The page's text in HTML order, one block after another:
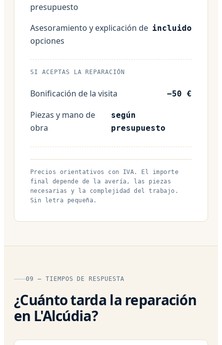
presupuesto
Asesoramiento y explicación de
opciones
incluido
SI ACEPTAS LA REPARACIÓN
Bonificación de la visita −50 €
Piezas y mano de
obra
según
presupuesto
Precios orientativos con IVA. El importe
final depende de la avería, las piezas
necesarias y la complejidad del trabajo.
Sin letra pequeña.
09 — TIEMPOS DE RESPUESTA
¿Cuánto tarda la reparación
en L'Alcúdia?